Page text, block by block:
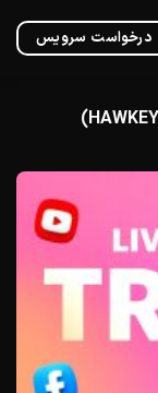
درخواست سرویس